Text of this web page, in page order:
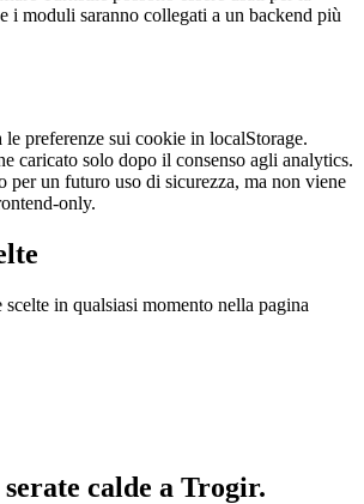
i moduli saranno collegati a un backend più
preferenze sui cookie in localStorage.
caricato solo dopo il consenso agli analytics.
per un futuro uso di sicurezza, ma non viene
only.
in qualsiasi momento nella pagina
calde a Trogir.